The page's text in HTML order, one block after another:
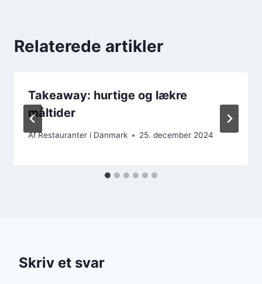
Relaterede artikler
Takeaway: hurtige og lækre
måltider
AfRestauranter i Danmark 25. december 2024
Skriv et svar